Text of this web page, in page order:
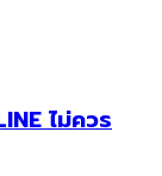
ไม่ควร